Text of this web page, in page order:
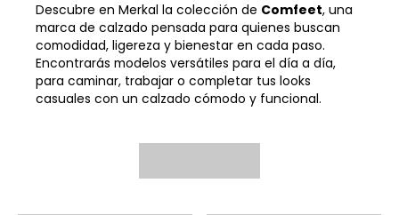
Descubre en Merkal la colección de Comfeet, una
marca de calzado pensada para quienes buscan
comodidad, ligereza y bienestar en cada paso.
Encontrarás modelos versátiles para el día a día,
para caminar, trabajar o completar tus looks
casuales con un calzado cómodo y funcional.